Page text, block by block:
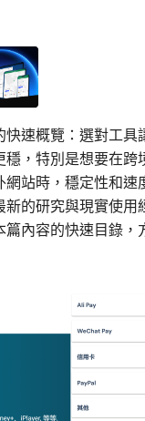
快速概覽：選對工具
穩，特別是想要在跨
站時，穩定性和速
新的研究與現實使用
篇內容的快速目錄，